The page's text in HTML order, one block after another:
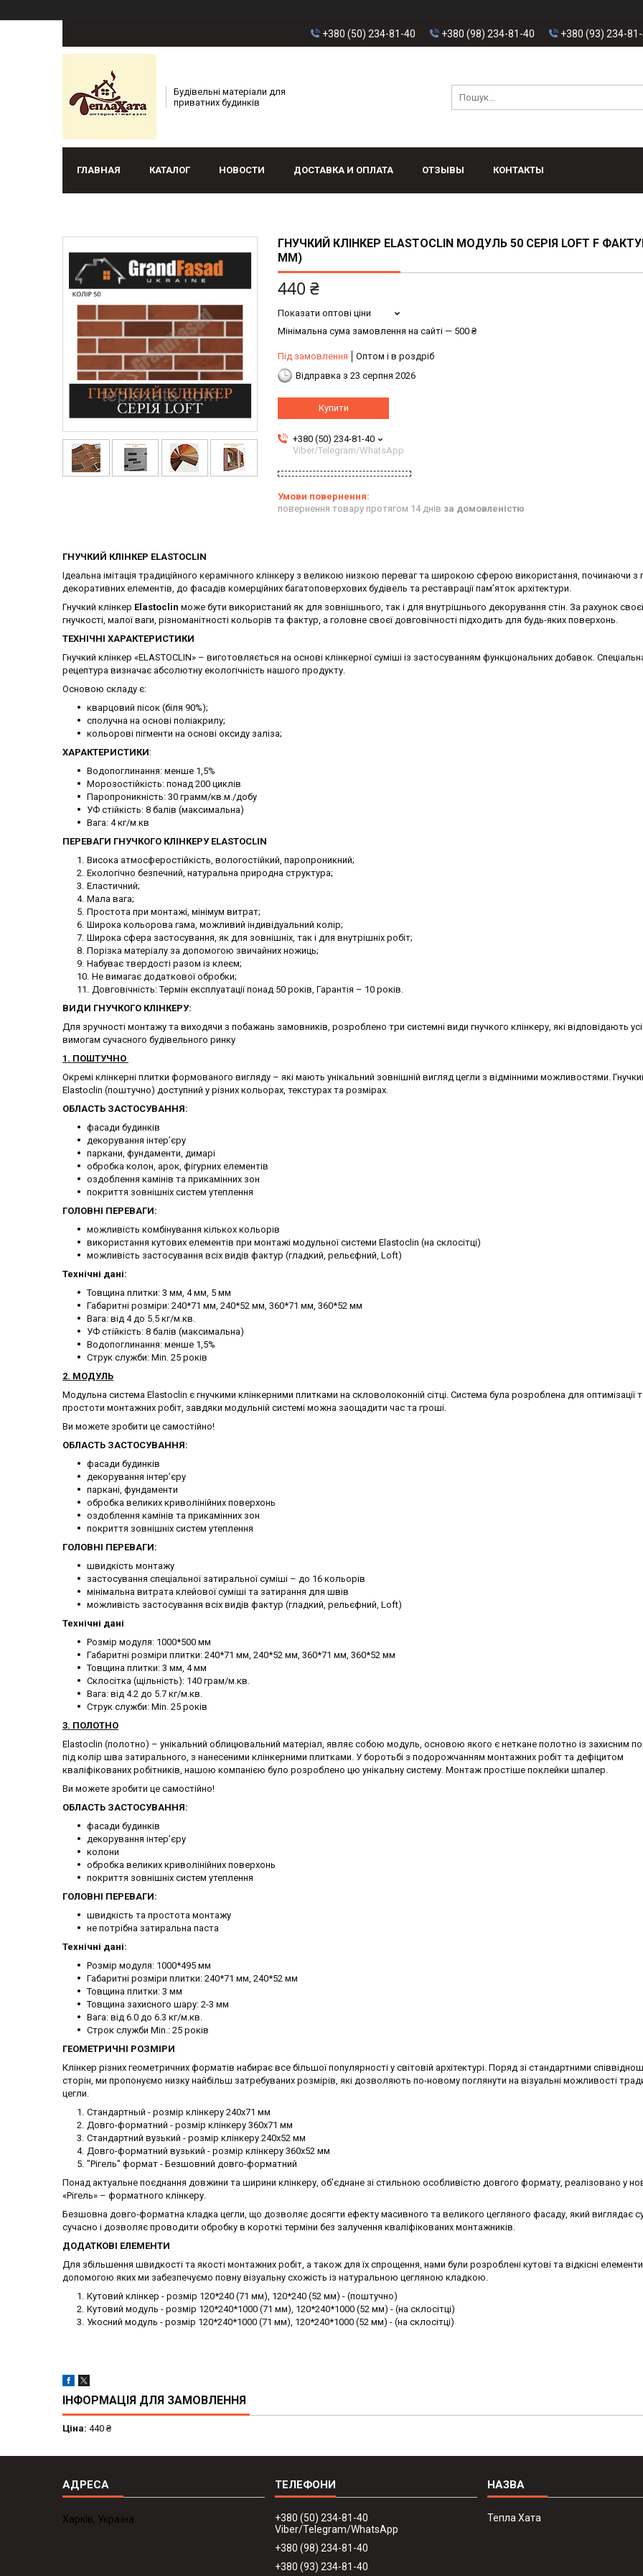
+380 (50) 234-81-40 +380 (98) 234-81-40 +380 (93) 234-
Будівельні матеріали для
приватних будинків
ГЛАВНАЯ КАТАЛОГ НОВОСТИ ДОСТАВКА И ОПЛАТА ОТЗЫВЫ КОНТАКТЫ
ГНУЧКИЙ КЛІНКЕР ELASTOCLIN МОДУЛЬ 50 СЕРІЯ LOFT F
ММ)
440 ₴
Показати оптові ціни
Мінімальна сума замовлення на сайті — 500 ₴
Під замовлення
Оптом і в роздріб
Відправка з 23 серпня 2026
Купити
+380 (50) 234-81-40
Viber/Telegram/WhatsApp
повернення товару протягом 14 днів за домовленістю
ГНУЧКИЙ КЛІНКЕР ELASTOCLIN
Ідеальна імітація традиційного керамічного клінкеру з великою низкою переваг та широкою сферою використання, починаючи з
декоративних елементів, до фасадів комерційних багатоповерхових будівель та реставрації пам’яток архітектури.
Гнучкий клінкер Elastoclin може бути використаний як для зовнішнього, так і для внутрішнього декорування стін. За рахунок своєї
гнучкості, малої ваги, різноманітності кольорів та фактур, а головне своєї довговічності підходить для будь-яких поверхонь.
ТЕХНІЧНІ ХАРАКТЕРИСТИКИ
Гнучкий клінкер «ELASTOCLIN» – виготовляється на основі клінкерної суміші із застосуванням функціональних добавок.
рецептура визначає абсолютну екологічність нашого продукту.
Основою складу є:
кварцовий пісок (біля 90%);
сполучна на основі поліакрилу;
кольорові пігменти на основі оксиду заліза;
ХАРАКТЕРИСТИКИ:
Водопоглинання: менше 1,5%
Морозостійкість: понад 200 циклів
Паропроникність: 30 грамм/кв.м./добу
УФ стійкість: 8 балів (максимальна)
Вага: 4 кг/м.кв
ПЕРЕВАГИ ГНУЧКОГО КЛІНКЕРУ ELASTOCLIN
Висока атмосферостійкість, вологостійкий, паропроникний;
Екологічно безпечний, натуральна природна структура;
Еластичний;
Мала вага;
Простота при монтажі, мінімум витрат;
Широка кольорова гама, можливий індивідуальний колір;
Широка сфера застосування, як для зовнішніх, так і для внутрішніх робіт;
Порізка матеріалу за допомогою звичайних ножиць;
Набуває твердості разом із клеєм;
Не вимагає додаткової обробки;
Довговічність: Термін експлуатації понад 50 років, Гарантія – 10 років.
ВИДИ ГНУЧКОГО КЛІНКЕРУ:
Для зручності монтажу та виходячи з побажань замовників, розроблено три системні види гнучкого клінкеру, які відповідають
вимогам сучасного будівельного ринку
1. ПОШТУЧНО
Окремі клінкерні плитки формованого вигляду – які мають унікальний зовнішній вигляд цегли з відмінними можливостями.
Elastoclin (поштучно) доступний у різних кольорах, текстурах та розмірах.
ОБЛАСТЬ ЗАСТОСУВАННЯ:
фасади будинків
декорування інтер’єру
паркани, фундаменти, димарі
обробка колон, арок, фігурних елементів
оздоблення камінів та прикамінних зон
покриття зовнішніх систем утеплення
ГОЛОВНІ ПЕРЕВАГИ:
можливість комбінування кількох кольорів
використання кутових елементів при монтажі модульної системи Elastoclin (на склосітці)
можливість застосування всіх видів фактур (гладкий, рельєфний, Loft)
Технічні дані:
Товщина плитки: 3 мм, 4 мм, 5 мм
Габаритні розміри: 240*71 мм, 240*52 мм, 360*71 мм, 360*52 мм
Вага: від 4 до 5.5 кг/м.кв.
УФ стійкість: 8 балів (максимальна)
Водопоглинання: менше 1,5%
Струк служби: Min. 25 років
2. МОДУЛЬ
Модульна система Elastoclin є гнучкими клінкерними плитками на скловолоконній сітці. Система була розроблена для оптимізації
простоти монтажних робіт, завдяки модульній системі можна заощадити час та гроші.
Ви можете зробити це самостійно!
ОБЛАСТЬ ЗАСТОСУВАННЯ:
фасади будинків
декорування інтер’єру
паркані, фундаменти
обробка великих криволінійних поверхонь
оздоблення камінів та прикамінних зон
покриття зовнішніх систем утеплення
ГОЛОВНІ ПЕРЕВАГИ:
швидкість монтажу
застосування спеціальної затиральної суміші – до 16 кольорів
мінімальна витрата клейової суміші та затирання для швів
можливість застосування всіх видів фактур (гладкий, рельєфний, Loft)
Технічні дані
Розмір модуля: 1000*500 мм
Габаритні розміри плитки: 240*71 мм, 240*52 мм, 360*71 мм, 360*52 мм
Товщина плитки: 3 мм, 4 мм
Склосітка (щільність): 140 грам/м.кв.
Вага: від 4.2 до 5.7 кг/м.кв.
Струк служби: Min. 25 років
3. ПОЛОТНО
Elastoclin (полотно) – унікальний облицювальний матеріал, являє собою модуль, основою якого є неткане полотно із захисним
під колір шва затирального, з нанесеними клінкерними плитками. У боротьбі з подорожчанням монтажних робіт та дефіцитом
кваліфікованих робітників, нашою компанією було розроблено цю унікальну систему. Монтаж простіше поклейки шпалер.
Ви можете зробити це самостійно!
ОБЛАСТЬ ЗАСТОСУВАННЯ:
фасади будинків
декорування інтер’єру
колони
обробка великих криволінійних поверхонь
покриття зовнішніх систем утеплення
ГОЛОВНІ ПЕРЕВАГИ:
швидкість та простота монтажу
не потрібна затиральна паста
Технічні дані:
Розмір модуля: 1000*495 мм
Габаритні розміри плитки: 240*71 мм, 240*52 мм
Товщина плитки: 3 мм
Товщина захисного шару: 2-3 мм
Вага: від 6.0 до 6.3 кг/м.кв.
Строк служби Min.: 25 років
ГЕОМЕТРИЧНІ РОЗМІРИ
Клінкер різних геометричних форматів набирає все більшої популярності у світовій архітектурі. Поряд зі стандартними
сторін, ми пропонуємо низку найбільш затребуваних розмірів, які дозволяють по-новому поглянути на візуальні можливості
цегли.
Стандартный - розмір клінкеру 240х71 мм
Довго-форматний - розмір клінкеру 360х71 мм
Стандартний вузький - розмір клінкеру 240х52 мм
Довго-форматний вузький - розмір клінкеру 360х52 мм
"Рігель" формат - Безшовний довго-форматний
Понад актуальне поєднання довжини та ширини клінкеру, об’єднане зі стильною особливістю довгого формату, реалізовано у
«Рігель» – форматного клінкеру.
Безшовна довго-форматна кладка цегли, що дозволяє досягти ефекту масивного та великого цегляного фасаду, який виглядає
сучасно і дозволяє проводити обробку в короткі терміни без залучення кваліфікованих монтажників.
ДОДАТКОВІ ЕЛЕМЕНТИ
Для збільшення швидкості та якості монтажних робіт, а також для їх спрощення, нами були розроблені кутові та відкісні
допомогою яких ми забезпечуємо повну візуальну схожість із натуральною цегляною кладкою.
Кутовий клінкер - розмір 120*240 (71 мм), 120*240 (52 мм) - (поштучно)
Кутовий модуль - розмір 120*240*1000 (71 мм), 120*240*1000 (52 мм) - (на склосітці)
Укосний модуль - розмір 120*240*1000 (71 мм), 120*240*1000 (52 мм) - (на склосітці)
ІНФОРМАЦІЯ ДЛЯ ЗАМОВЛЕННЯ
Ціна: 440 ₴
Харків, Україна
+380 (50) 234-81-40
Viber/Telegram/WhatsApp
+380 (98) 234-81-40
+380 (93) 234-81-40
Тепла Хата